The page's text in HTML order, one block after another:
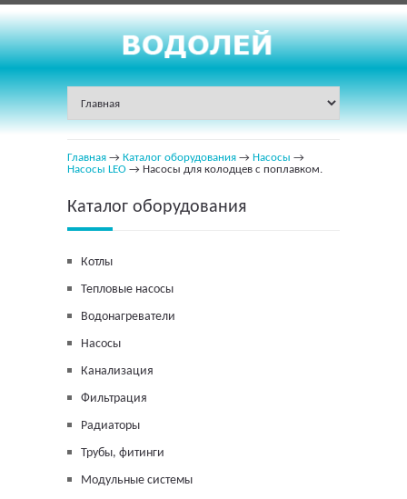
Главная → Каталог оборудования → Насосы →
Насосы LEO → Насосы для колодцев с поплавком.
Каталог оборудования
Котлы
Тепловые насосы
Водонагреватели
Насосы
Канализация
Фильтрация
Радиаторы
Трубы, фитинги
Модульные системы